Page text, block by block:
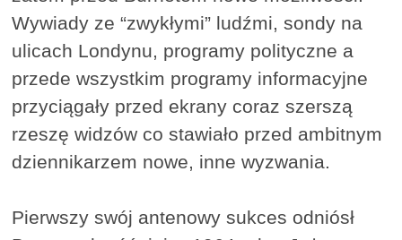
Wywiady ze “zwykłymi” ludźmi, sondy na
ulicach Londynu, programy polityczne a
przede wszystkim programy informacyjne
przyciągały przed ekrany coraz szerszą
rzeszę widzów co stawiało przed ambitnym
dziennikarzem nowe, inne wyzwania.
Pierwszy swój antenowy sukces odniósł